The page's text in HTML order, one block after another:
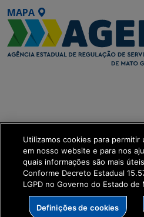
MAPA
Transformação Digital
get_footer();
Utilizamos cookies para permitir
em nosso website e para nos
quais informações são mais
Conforme Decreto Estadual
LGPD no Governo do Estado de
Definições de cookies